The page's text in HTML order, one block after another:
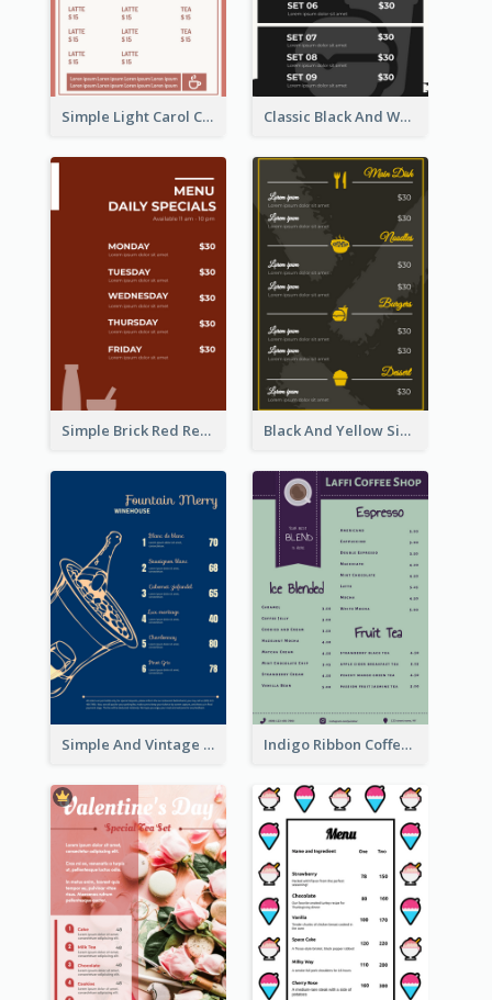
Simple Light Carol Coffee Menu Design Ideas Classic Black And White Menu Design Template
Simple Brick Red Restaurant Menu Design Black And Yellow Simple Restaurant Menu Ideas
Simple And Vintage Blue Wine Menu Design Indigo Ribbon Coffee House Menu Design